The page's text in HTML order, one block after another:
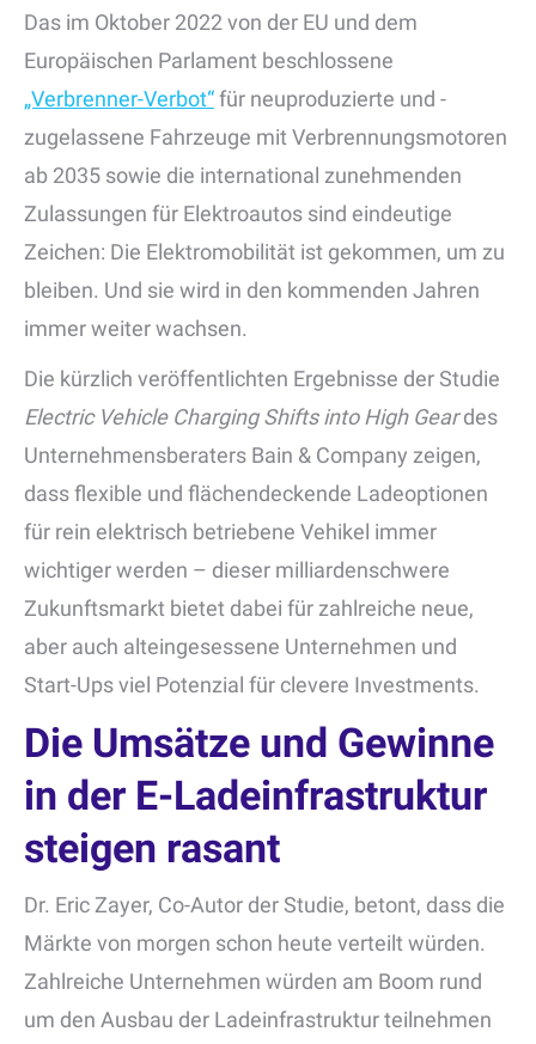
Das im Oktober 2022 von der EU und dem
Europäischen Parlament beschlossene
„Verbrenner-Verbot“für neuproduzierte und -
zugelassene Fahrzeuge mit Verbrennungsmotoren
ab 2035 sowie die international zunehmenden
Zulassungen für Elektroautos sind eindeutige
Zeichen: Die Elektromobilität ist gekommen, um zu
bleiben. Und sie wird in den kommenden Jahren
immer weiter wachsen.
Die kürzlich veröffentlichten Ergebnisse der Studie
Electric Vehicle Charging Shifts into High Geardes
Unternehmensberaters Bain & Company zeigen,
dass flexible und flächendeckende Ladeoptionen
für rein elektrisch betriebene Vehikel immer
wichtiger werden – dieser milliardenschwere
Zukunftsmarkt bietet dabei für zahlreiche neue,
aber auch alteingesessene Unternehmen und
Start-Ups viel Potenzial für clevere Investments.
Die Umsätze und Gewinne
in der E-Ladeinfrastruktur
steigen rasant
Dr. Eric Zayer, Co-Autor der Studie, betont, dass die
Märkte von morgen schon heute verteilt würden.
Zahlreiche Unternehmen würden am Boom rund
um den Ausbau der Ladeinfrastruktur teilnehmen